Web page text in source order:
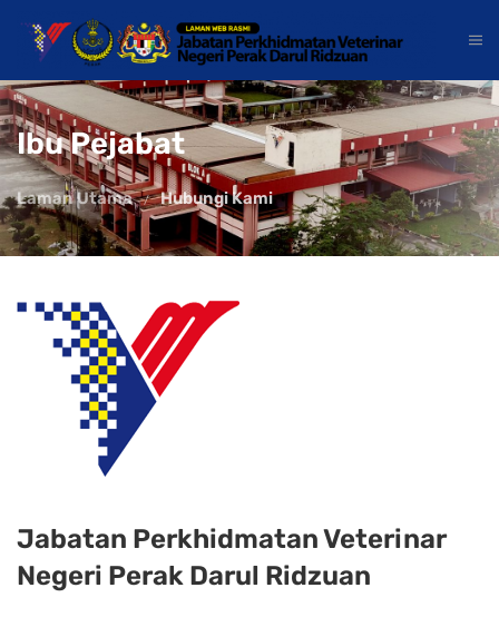
Ibu Pejabat
Laman Utama Hubungi Kami
Jabatan Perkhidmatan Veterinar
Negeri Perak Darul Ridzuan